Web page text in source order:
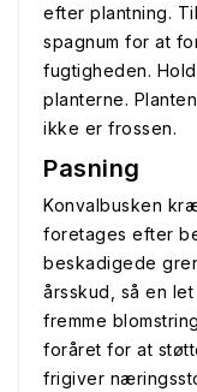
efter plantning.
spagnum for at
fugtigheden.
planterne.
ikke er frossen.
Pasning
Konvalbusken
foretages efter
beskadigede
årsskud, så en
fremme
foråret for at
frigiver